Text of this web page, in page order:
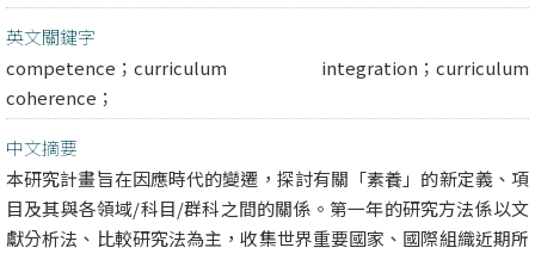
英文關鍵字
competence；curriculum integration；curriculum
coherence；
中文摘要
本研究計畫旨在因應時代的變遷，探討有關「素養」的新定義、項
目及其與各領域/科目/群科之間的關係。第一年的研究方法係以文
獻分析法、比較研究法為主，收集世界重要國家、國際組織近期所